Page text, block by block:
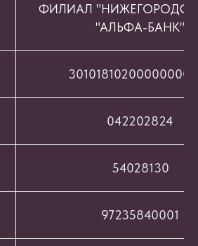
ФИЛИАЛ
"АЛЬФА-БАНК"
042202824
54028130
97235840001